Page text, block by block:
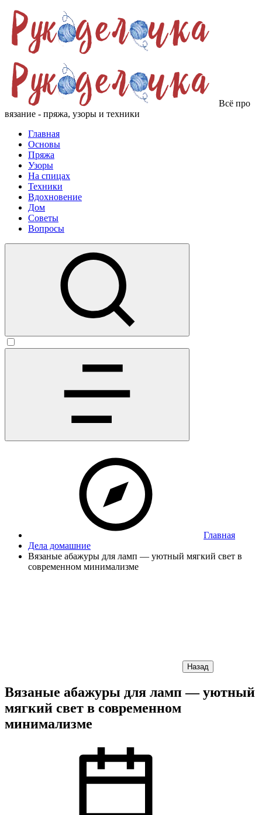
Всё про
вязание - пряжа, узоры и техники
Главная
Основы
Пряжа
Узоры
На спицах
Техники
Вдохновение
Дом
Советы
Вопросы
Главная
Дела домашние
Вязаные абажуры для ламп — уютный мягкий свет в
современном минимализме
Назад
Вязаные абажуры для ламп — уютный
мягкий свет в современном
минимализме